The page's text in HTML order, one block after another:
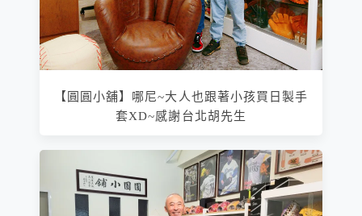
【圓圓小舖】哪尼~大人也跟著小孩買日製手
套XD~感謝台北胡先生